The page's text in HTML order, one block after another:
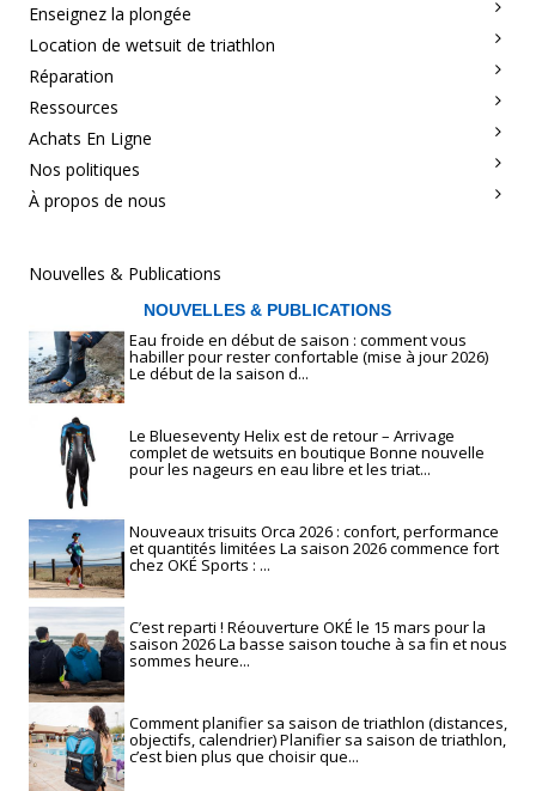
Enseignez la plongée
Location de wetsuit de triathlon
Réparation
Ressources
Achats En Ligne
Nos politiques
À propos de nous
Nouvelles & Publications
NOUVELLES & PUBLICATIONS
Eau froide en début de saison : comment vous
habiller pour rester confortable (mise à jour 2026)
Le début de la saison d...
Le Blueseventy Helix est de retour – Arrivage
complet de wetsuits en boutique Bonne nouvelle
pour les nageurs en eau libre et les triat...
Nouveaux trisuits Orca 2026 : confort, performance
et quantités limitées La saison 2026 commence fort
chez OKÉ Sports : ...
C’est reparti ! Réouverture OKÉ le 15 mars pour la
saison 2026 La basse saison touche à sa fin et nous
sommes heure...
Comment planifier sa saison de triathlon (distances,
objectifs, calendrier) Planifier sa saison de triathlon,
c’est bien plus que choisir que...